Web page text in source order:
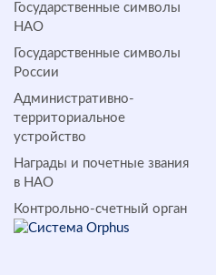
Государственные символы
НАО
Государственные символы
России
Административно-
территориальное
устройство
Награды и почетные звания
в НАО
Контрольно-счетный орган